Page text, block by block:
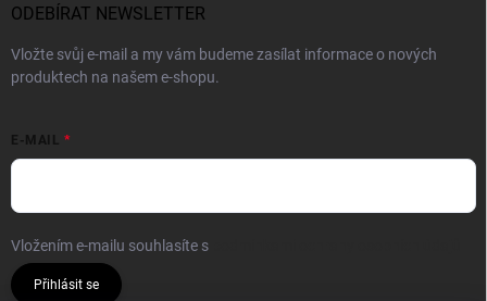
ODEBÍRAT NEWSLETTER
Vložte svůj e-mail a my vám budeme zasílat informace o nových
produktech na našem e-shopu.
E-MAIL
Vložením e-mailu souhlasíte s
Přihlásit se